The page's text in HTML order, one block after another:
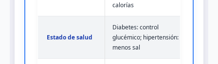
calorías
Estado de salud
Diabetes: control
glucémico; hipertensión:
menos sal